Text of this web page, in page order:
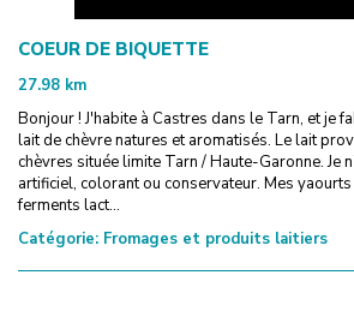
COEUR DE BIQUETTE
27.98 km
Bonjour ! J'habite à Castres dans le Tarn, et je
lait de chèvre natures et aromatisés. Le lait
chèvres située limite Tarn / Haute-Garonne. Je
artificiel, colorant ou conservateur. Mes
ferments lact...
Catégorie: Fromages et produits laitiers